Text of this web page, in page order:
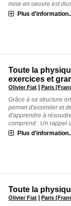
mise en oeuvre est
Plus
Toute la
exercices et
Olivier Fiat |Paris
Grâce à sa structure
permet d'assimiler et
d'apprendre à
comprend : Un rappel
Plus
Toute la
Olivier Fiat |Paris